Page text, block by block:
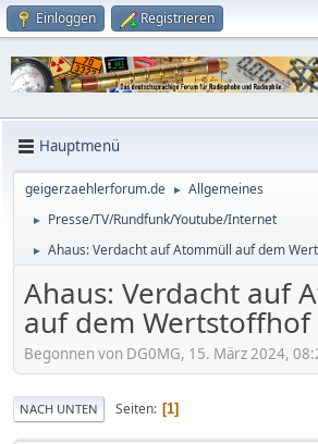
Einloggen Registrieren
Hauptmenü
geigerzaehlerforum.de ► Allgemeines
► Presse/TV/Rundfunk/Youtube/Internet
► Ahaus: Verdacht auf Atommüll auf dem
Ahaus: Verdacht auf
auf dem Wertstoffhof
Begonnen von DG0MG, 15. März 2024,
NACH UNTEN Seiten 1